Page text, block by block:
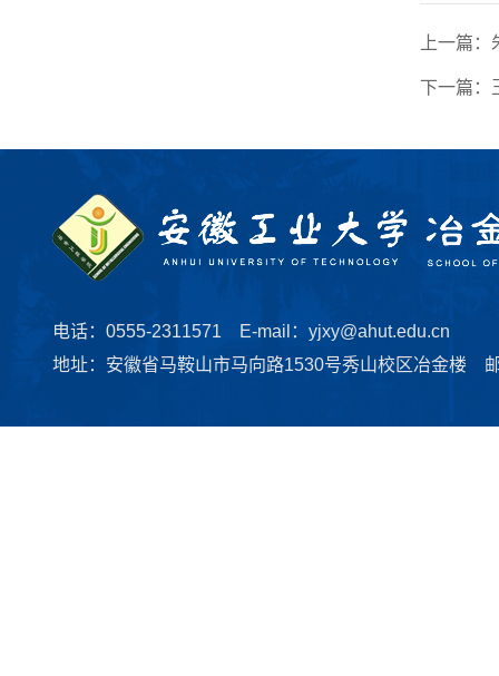
上一篇：
下一篇：
电话：0555-2311571 E-mail：yjxy@ahut.edu.cn
地址：安徽省马鞍山市马向路1530号秀山校区冶金楼